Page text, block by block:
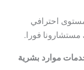
احترافي
فورا.
موارد بشرية